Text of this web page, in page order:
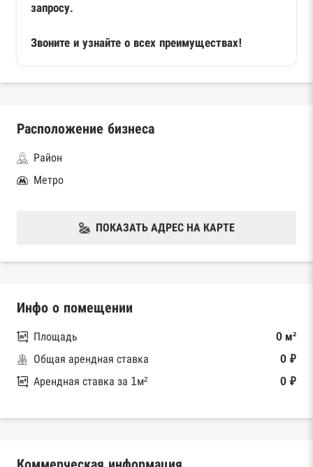
запросу.
Звоните и узнайте о всех преимуществах!
Расположение бизнеса
Район
Метро
ПОКАЗАТЬ АДРЕС НА КАРТЕ
Инфо о помещении
Площадь
0 м²
Общая арендная ставка
0 ₽
Арендная ставка за 1м²
0 ₽